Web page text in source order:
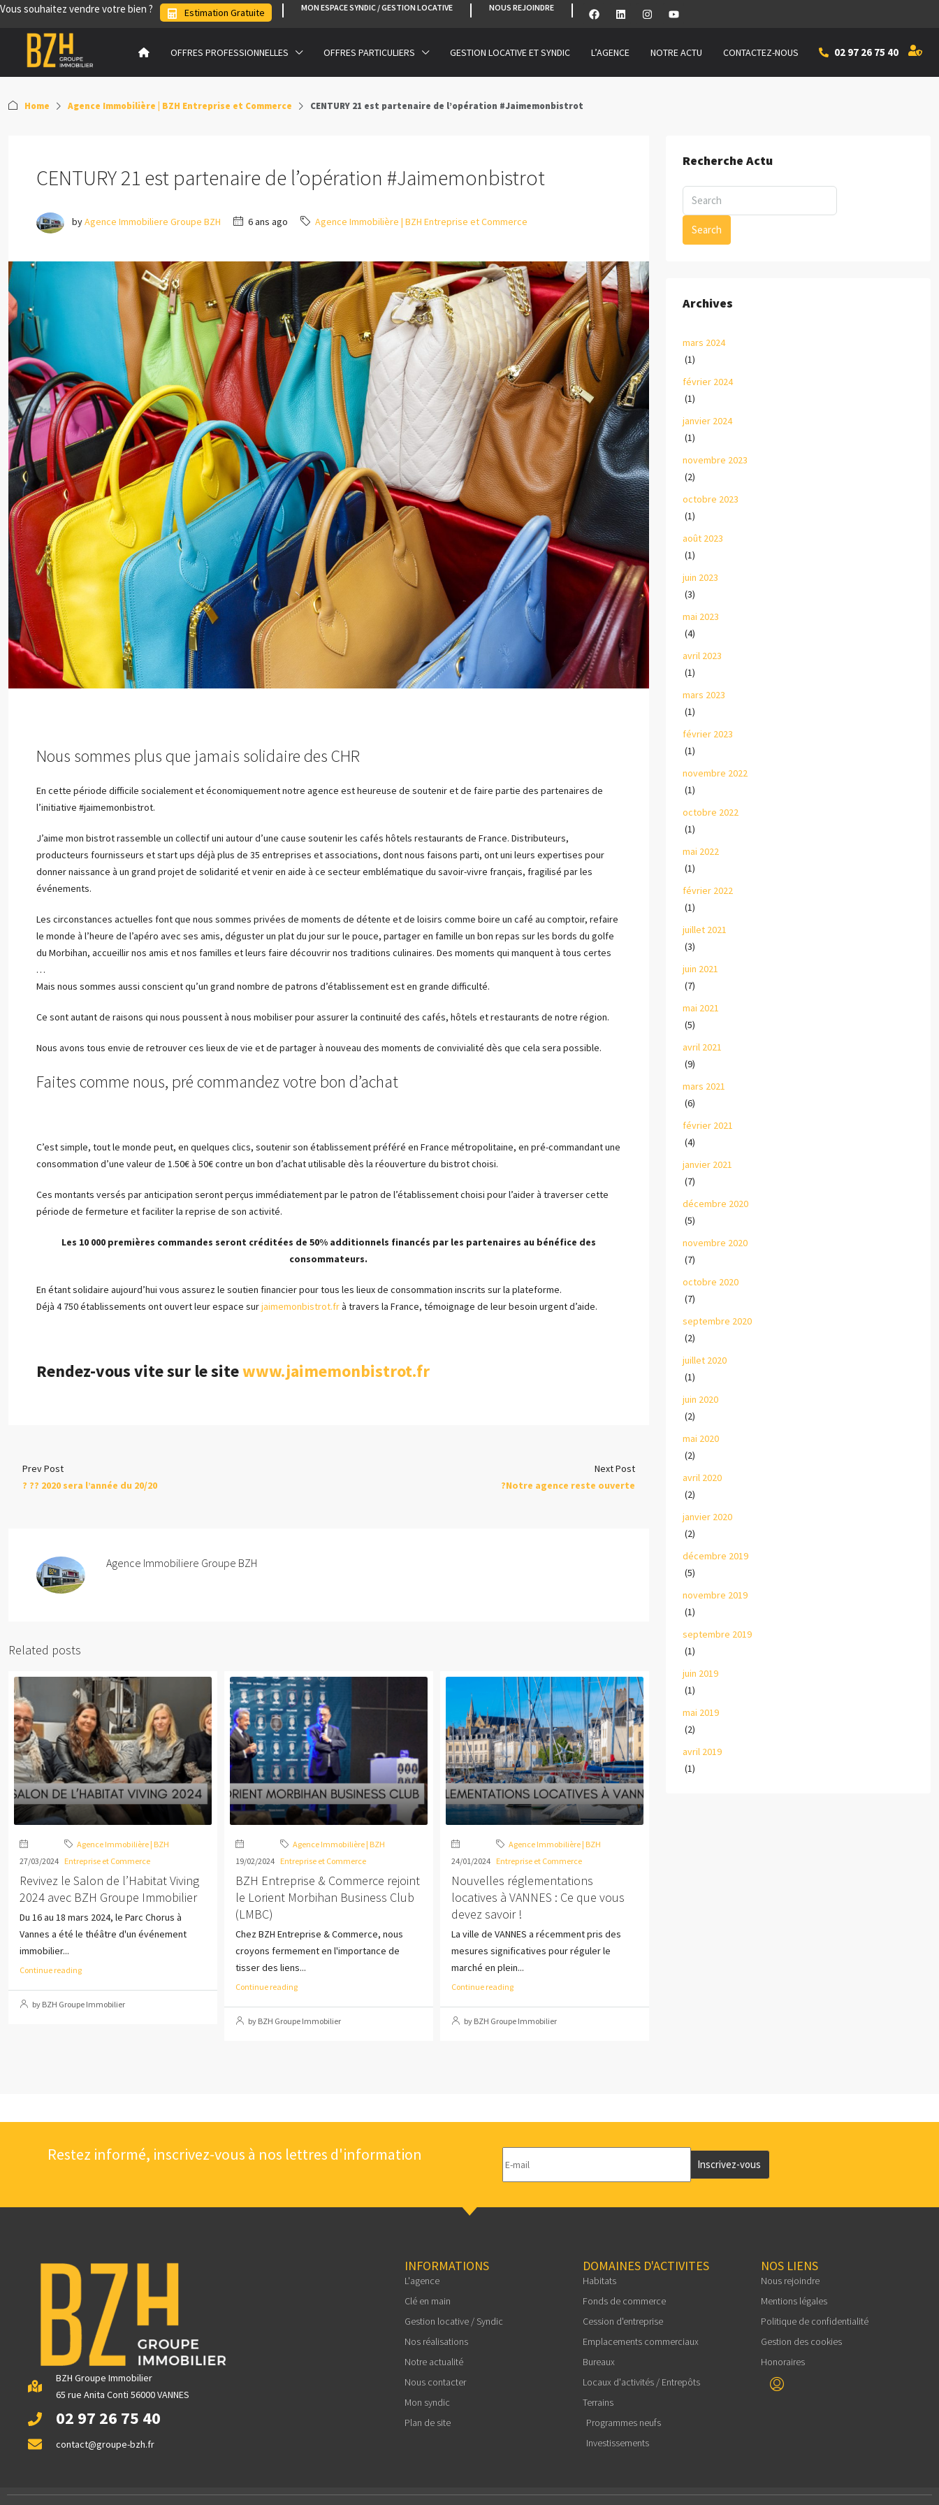
Vous souhaitez vendre votre bien ? Estimation Gratuite MON ESPACE SYNDIC / GESTION LOCATIVE NOUS REJOINDRE
OFFRES PROFESSIONNELLES OFFRES PARTICULIERS GESTION LOCATIVE ET SYNDIC L’AGENCE NOTRE ACTU CONTACTEZ-NOUS 02 97 26 75 40
Home Agence Immobilière | BZH Entreprise et Commerce CENTURY 21 est partenaire de l’opération #Jaimemonbistrot
CENTURY 21 est partenaire de l’opération #Jaimemonbistrot
byAgence Immobiliere Groupe BZH 6 ans ago Agence Immobilière | BZH Entreprise et Commerce
Nous sommes plus que jamais solidaire des CHR
En cette période difficile socialement et économiquement notre agence est heureuse de soutenir et de faire partie des partenaires de
l’initiative #jaimemonbistrot.
J’aime mon bistrot rassemble un collectif uni autour d’une cause soutenir les cafés hôtels restaurants de France. Distributeurs,
producteurs fournisseurs et start ups déjà plus de 35 entreprises et associations, dont nous faisons parti, ont uni leurs expertises pour
donner naissance à un grand projet de solidarité et venir en aide à ce secteur emblématique du savoir-vivre français, fragilisé par les
événements.
Les circonstances actuelles font que nous sommes privées de moments de détente et de loisirs comme boire un café au comptoir, refaire
le monde à l’heure de l’apéro avec ses amis, déguster un plat du jour sur le pouce, partager en famille un bon repas sur les bords du golfe
du Morbihan, accueillir nos amis et nos familles et leurs faire découvrir nos traditions culinaires. Des moments qui manquent à tous certes
…
Mais nous sommes aussi conscient qu’un grand nombre de patrons d’établissement est en grande difficulté.
Ce sont autant de raisons qui nous poussent à nous mobiliser pour assurer la continuité des cafés, hôtels et restaurants de notre région.
Nous avons tous envie de retrouver ces lieux de vie et de partager à nouveau des moments de convivialité dès que cela sera possible.
Faites comme nous, pré commandez votre bon d’achat
C’est simple, tout le monde peut, en quelques clics, soutenir son établissement préféré en France métropolitaine, en pré-commandant une
consommation d’une valeur de 1.50€ à 50€ contre un bon d’achat utilisable dès la réouverture du bistrot choisi.
Ces montants versés par anticipation seront perçus immédiatement par le patron de l’établissement choisi pour l’aider à traverser cette
période de fermeture et faciliter la reprise de son activité.
Les 10 000 premières commandes seront créditées de 50% additionnels financés par les partenaires au bénéfice des
consommateurs.
En étant solidaire aujourd’hui vous assurez le soutien financier pour tous les lieux de consommation inscrits sur la plateforme.
Déjà 4 750 établissements ont ouvert leur espace surjaimemonbistrot.frà travers la France, témoignage de leur besoin urgent d’aide.
Rendez-vous vite sur le sitewww.jaimemonbistrot.fr
Prev Post
? ?? 2020 sera l’année du 20/20
Next Post
?Notre agence reste ouverte
Agence Immobiliere Groupe BZH
Related posts
27/03/2024
Agence Immobilière | BZH
Entreprise et Commerce
Revivez le Salon de l’Habitat Viving
2024 avec BZH Groupe Immobilier
Du 16 au 18 mars 2024, le Parc Chorus à
Vannes a été le théâtre d'un événement
immobilier...
Continue reading
by BZH Groupe Immobilier
19/02/2024
Agence Immobilière | BZH
Entreprise et Commerce
BZH Entreprise & Commerce rejoint
le Lorient Morbihan Business Club
(LMBC)
Chez BZH Entreprise & Commerce, nous
croyons fermement en l'importance de
tisser des liens...
Continue reading
by BZH Groupe Immobilier
24/01/2024
Agence Immobilière | BZH
Entreprise et Commerce
Nouvelles réglementations
locatives à VANNES : Ce que vous
devez savoir !
La ville de VANNES a récemment pris des
mesures significatives pour réguler le
marché en plein...
Continue reading
by BZH Groupe Immobilier
Recherche Actu
Search
Archives
mars 2024
(1)
février 2024
(1)
janvier 2024
(1)
novembre 2023
(2)
octobre 2023
(1)
août 2023
(1)
juin 2023
(3)
mai 2023
(4)
avril 2023
(1)
mars 2023
(1)
février 2023
(1)
novembre 2022
(1)
octobre 2022
(1)
mai 2022
(1)
février 2022
(1)
juillet 2021
(3)
juin 2021
(7)
mai 2021
(5)
avril 2021
(9)
mars 2021
(6)
février 2021
(4)
janvier 2021
(7)
décembre 2020
(5)
novembre 2020
(7)
octobre 2020
(7)
septembre 2020
(2)
juillet 2020
(1)
juin 2020
(2)
mai 2020
(2)
avril 2020
(2)
janvier 2020
(2)
décembre 2019
(5)
novembre 2019
(1)
septembre 2019
(1)
juin 2019
(1)
mai 2019
(2)
avril 2019
(1)
Restez informé, inscrivez-vous à nos lettres d'information
Inscrivez-vous
BZH Groupe Immobilier
65 rue Anita Conti 56000 VANNES
02 97 26 75 40
contact@groupe-bzh.fr
INFORMATIONS
L'agence
Clé en main
Gestion locative / Syndic
Nos réalisations
Notre actualité
Nous contacter
Mon syndic
Plan de site
DOMAINES D'ACTIVITES
Habitats
Fonds de commerce
Cession d'entreprise
Emplacements commerciaux
Bureaux
Locaux d'activités / Entrepôts
Terrains
Programmes neufs
Investissements
NOS LIENS
Nous rejoindre
Mentions légales
Politique de confidentialité
Gestion des cookies
Honoraires